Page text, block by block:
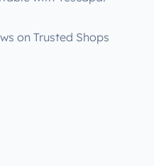
on Trusted Shops